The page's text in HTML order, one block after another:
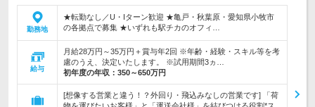
勤務地
★転勤なし／U・Iターン歓迎 ★亀戸・秋葉原・愛知県小牧市
の各拠点で募集 ★いずれも駅チカのオフィ…
給与
月給28万円～35万円＋賞与年2回 ※年齢・経験・スキル等を考
慮のうえ、決定いたします。 ※試用期間3ヵ…
初年度の年収： 350～650万円
[想像する営業と違う！？外回り・飛込みなしの営業です] 「荷